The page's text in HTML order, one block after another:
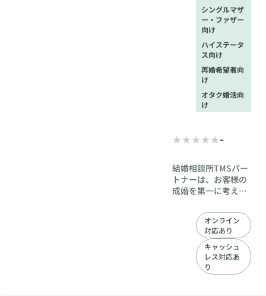
シングルマザ
ー・ファザー
向け
ハイステータ
ス向け
再婚希望者向
け
オタク婚活向
け
-
結婚相談所TMSパー
トナーは、お客様の
成婚を第一に考え、
まで、フルサポー
ト。20代30代40代
50代の方におすすめ
の結婚相談所です。
お客様を成婚まで導
きます。
オンライン
対応あり
キャッシュ
レス対応あ
り